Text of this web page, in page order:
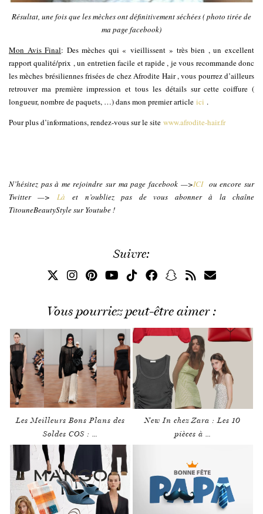
Résultat, une fois que les mèches ont définitivement séchées ( photo tirée de
ma page facebook)
Mon Avis Final: Des mèches qui « vieillissent » très bien , un excellent
rapport qualité/prix , un entretien facile et rapide , je vous recommande donc
les mèches brésiliennes frisées de chez Afrodite Hair , vous pourrez d’ailleurs
retrouver ma première impression et tous les détails sur cette coiffure (
longueur, nombre de paquets, …) dans mon premier article ici .
Pour plus d’informations, rendez-vous sur le site www.afrodite-hair.fr
N’hésitez pas à me rejoindre sur ma page facebook —>ICIou encore sur
Twitter —> Là et n’oubliez pas de vous abonner à la chaîne
TitouneBeautyStyle sur Youtube !
Suivre:
Vous pourriez peut-être aimer :
Les Meilleurs Bons Plans des
Soldes COS : …
New In chez Zara : Les 10
pièces à …